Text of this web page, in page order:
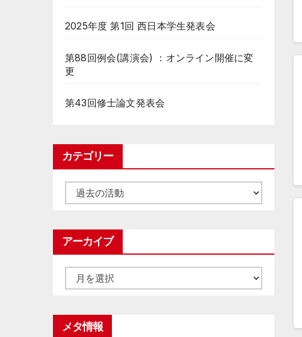
2025年度 第1回 西日本学生発表会
第88回例会(講演会) ：オンライン開催に変
更
第43回修士論文発表会
カテゴリー
テ
リ
アーカイブ
ー
イ
メタ情報